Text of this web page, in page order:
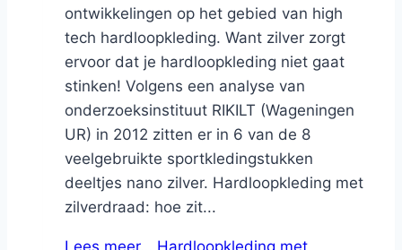
ontwikkelingen op het gebied van high
tech hardloopkleding. Want zilver zorgt
ervoor dat je hardloopkleding niet gaat
stinken! Volgens een analyse van
onderzoeksinstituut RIKILT (Wageningen
UR) in 2012 zitten er in 6 van de 8
veelgebruikte sportkledingstukken
deeltjes nano zilver. Hardloopkleding met
zilverdraad: hoe zit...